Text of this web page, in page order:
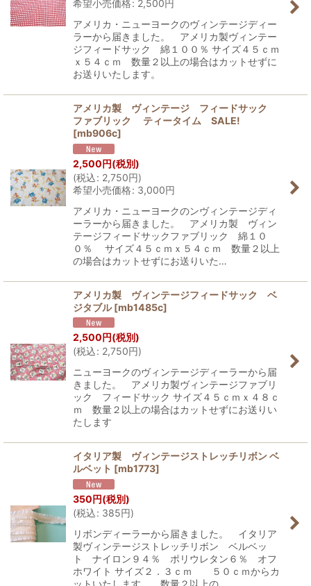
希望小売価格: 2,500円
アメリカ・ニューヨークのヴィンテージディー
ラーから届きました。 アメリカ製ヴィンテー
ジフィードサック 綿１００％ サイズ４５ｃｍ
ｘ５４ｃｍ 数量２以上の場合はカットせずに
お送りいたします。
アメリカ製 ヴィンテージ フィードサック
ファブリック ティータイム SALE!
[mb906c]
2,500円(税別)
(税込: 2,750円)
希望小売価格: 3,000円
アメリカ・ニューヨークのンヴィンテージディ
ーラーから届きました。 アメリカ製 ヴィン
テージフィードサックファブリック 綿１０
０％ サイズ４５ｃｍｘ５４ｃｍ 数量２以上
の場合はカットせずにお送りいた…
アメリカ製 ヴィンテージフィードサック ベ
ジタブル [mb1485c]
2,500円(税別)
(税込: 2,750円)
ニューヨークのヴィンテージディーラーから届
きました。 アメリカ製ヴィンテージファブリ
ック フィードサック サイズ４５ｃｍｘ４８ｃ
ｍ 数量２以上の場合はカットせずにお送りい
たします
イタリア製 ヴィンテージストレッチリボン ベ
ルベット [mb1773]
350円(税別)
(税込: 385円)
リボンディーラーから届きました。 イタリア
製ヴィンテージストレッチリボン ベルベッ
ト ナイロン９４％ ポリウレタン６％ オフ
ホワイト サイズ２．３ｃｍ ５０ｃｍからカ
ットいたします。 数量２以上の…